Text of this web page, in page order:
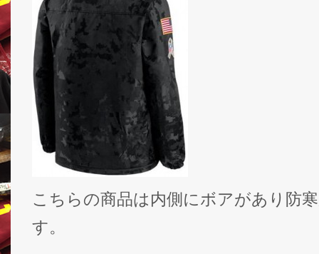
こちらの商品は内側にボアがあり防
す。